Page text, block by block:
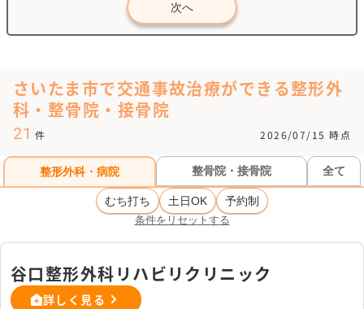
次へ
さいたま市で交通事故治療ができる整形外
科・整骨院・接骨院
21 件 2026/07/15 時点
整形外科・病院 整骨院・接骨院 全て
むち打ち 土日OK 予約制
条件をリセットする
谷口整形外科リハビリクリニック
詳しく見る